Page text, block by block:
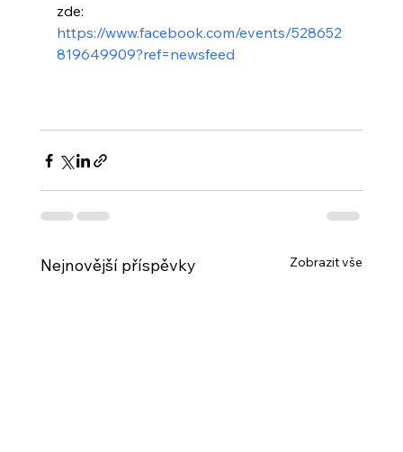
zde:
https://www.facebook.com/events/528652
819649909?ref=newsfeed
Nejnovější příspěvky Zobrazit vše